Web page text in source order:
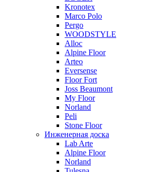
Kronotex
Marco Polo
Pergo
WOODSTYLE
Alloc
Alpine Floor
Arteo
Eversense
Floor Fort
Joss Beaumont
My Floor
Norland
Peli
Stone Floor
Инженерная доска
Lab Arte
Alpine Floor
Norland